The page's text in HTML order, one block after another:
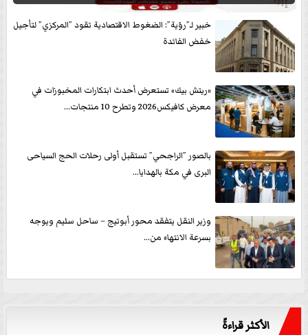
خبير لـ”رؤية”: الضغوط الاقتصادية تقود ”المركزي” لتأجيل
خفض الفائدة
«ريتش بيك» تستعرض أحدث ابتكارات المخبوزات في
معرض كافيكس2026 وتطرح 10 منتجات...
بالصور ”الراجحي” تستقبل أولى رحلات الحج السياحى
البرى في مكة بالهدايا...
وزير النقل يتفقد محور أبوتيج – ساحل سليم ويوجه
بسرعة الانتهاء من...
الأكثر قراءةً